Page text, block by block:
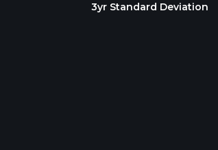
3yr Standard Deviation